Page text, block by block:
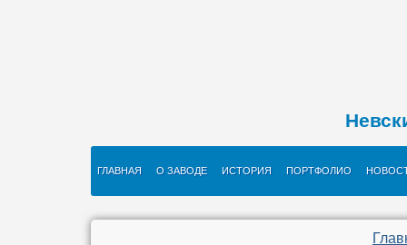
ГЛАВНАЯ О ЗАВОДЕ ИСТОРИЯ ПОРТФОЛИО